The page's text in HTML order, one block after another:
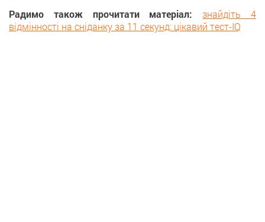
Радимо також прочитати матеріал:
знайдіть 4
відмінності на сніданку за 11 секунд: цікавий тест-IQ